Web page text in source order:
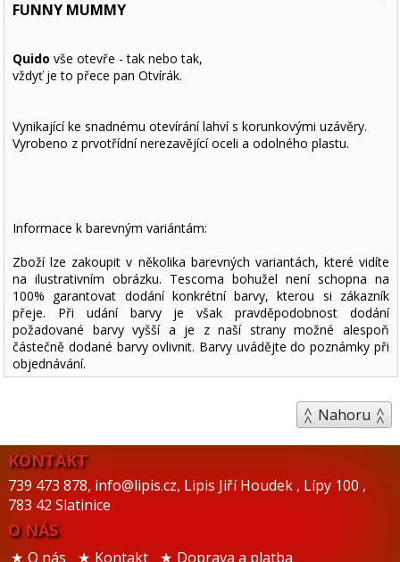
FUNNY MUMMY
Quido vše otevře - tak nebo tak,
vždyť je to přece pan Otvírák.
Vynikající ke snadnému otevírání lahví s korunkovými uzávěry.
Vyrobeno z prvotřídní nerezavějící oceli a odolného plastu.
Informace k barevným variántám:
Zboží lze zakoupit v několika barevných variantách, které vidíte
na ilustrativním obrázku. Tescoma bohužel není schopna na
100% garantovat dodání konkrétní barvy, kterou si zákazník
přeje. Při udání barvy je však pravděpodobnost dodání
požadované barvy vyšší a je z naší strany možné alespoň
částečně dodané barvy ovlivnit. Barvy uvádějte do poznámky při
objednávání.
Nahoru
KONTAKT
739 473 878, info@lipis.cz, Lipis Jiří Houdek , Lípy 100 ,
783 42 Slatinice
O NÁS
O nás Kontakt Doprava a platba